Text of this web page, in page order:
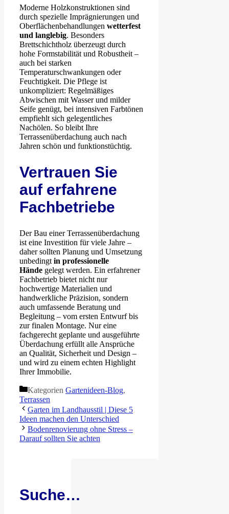
Moderne Holzkonstruktionen sind
durch spezielle Imprägnierungen und
Oberflächenbehandlungen wetterfest
und langlebig. Besonders
Brettschichtholz überzeugt durch
hohe Formstabilität und Robustheit –
auch bei starken
Temperaturschwankungen oder
Feuchtigkeit. Die Pflege ist
unkompliziert: Regelmäßiges
Abwischen mit Wasser und milder
Seife genügt, bei intensiven Farbtönen
empfiehlt sich gelegentliches
Nachölen. So bleibt Ihre
Terrassenüberdachung auch nach
Jahren schön und funktionstüchtig.
Vertrauen Sie
auf erfahrene
Fachbetriebe
Der Bau einer Terrassenüberdachung
ist eine Investition für viele Jahre –
daher sollten Planung und Umsetzung
unbedingt in professionelle
Hände gelegt werden. Ein erfahrener
Fachbetrieb bietet nicht nur
hochwertige Materialien und
handwerkliche Präzision, sondern
auch umfassende Beratung und
Begleitung – vom ersten Entwurf bis
zur finalen Montage. Nur eine
fachgerecht geplante und ausgeführte
Überdachung erfüllt alle Ansprüche
an Qualität, Sicherheit und Design –
und wird zu einem echten Highlight
Ihrer Immobilie.
Kategorien Gartenideen-Blog,
Terrassen
Garten im Landhausstil | Diese 5
Ideen machen den Unterschied
Bodenrenovierung ohne Stress –
Darauf sollten Sie achten
Suche…